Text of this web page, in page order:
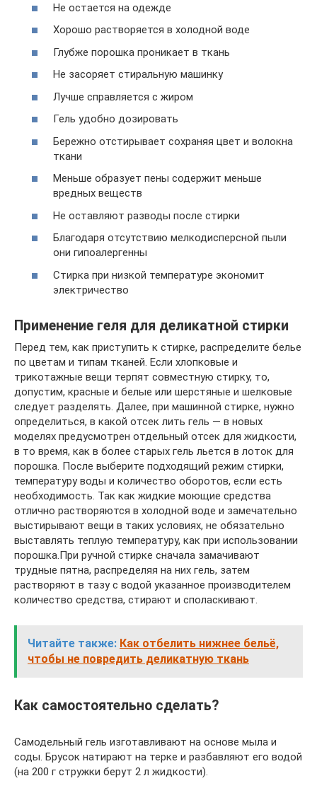
Не остается на одежде
Хорошо растворяется в холодной воде
Глубже порошка проникает в ткань
Не засоряет стиральную машинку
Лучше справляется с жиром
Гель удобно дозировать
Бережно отстирывает сохраняя цвет и волокна
ткани
Меньше образует пены содержит меньше
вредных веществ
Не оставляют разводы после стирки
Благодаря отсутствию мелкодисперсной пыли
они гипоалергенны
Стирка при низкой температуре экономит
электричество
Применение геля для деликатной стирки
Перед тем, как приступить к стирке, распределите белье
по цветам и типам тканей. Если хлопковые и
трикотажные вещи терпят совместную стирку, то,
допустим, красные и белые или шерстяные и шелковые
следует разделять. Далее, при машинной стирке, нужно
определиться, в какой отсек лить гель — в новых
моделях предусмотрен отдельный отсек для жидкости,
в то время, как в более старых гель льется в лоток для
порошка. После выберите подходящий режим стирки,
температуру воды и количество оборотов, если есть
необходимость. Так как жидкие моющие средства
отлично растворяются в холодной воде и замечательно
выстирывают вещи в таких условиях, не обязательно
выставлять теплую температуру, как при использовании
порошка.При ручной стирке сначала замачивают
трудные пятна, распределяя на них гель, затем
растворяют в тазу с водой указанное производителем
количество средства, стирают и споласкивают.
Читайте также: Как отбелить нижнее бельё,
чтобы не повредить деликатную ткань
Как самостоятельно сделать?
Самодельный гель изготавливают на основе мыла и
соды. Брусок натирают на терке и разбавляют его водой
(на 200 г стружки берут 2 л жидкости).